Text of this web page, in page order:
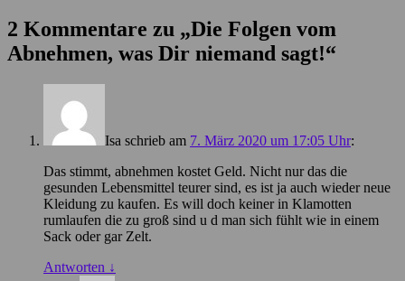
2 Kommentare zu „Die Folgen vom
Abnehmen, was Dir niemand sagt!“
Isa schrieb am 7. März 2020 um 17:05 Uhr:
Das stimmt, abnehmen kostet Geld. Nicht nur das die
gesunden Lebensmittel teurer sind, es ist ja auch wieder neue
Kleidung zu kaufen. Es will doch keiner in Klamotten
rumlaufen die zu groß sind u d man sich fühlt wie in einem
Sack oder gar Zelt.
Antworten ↓